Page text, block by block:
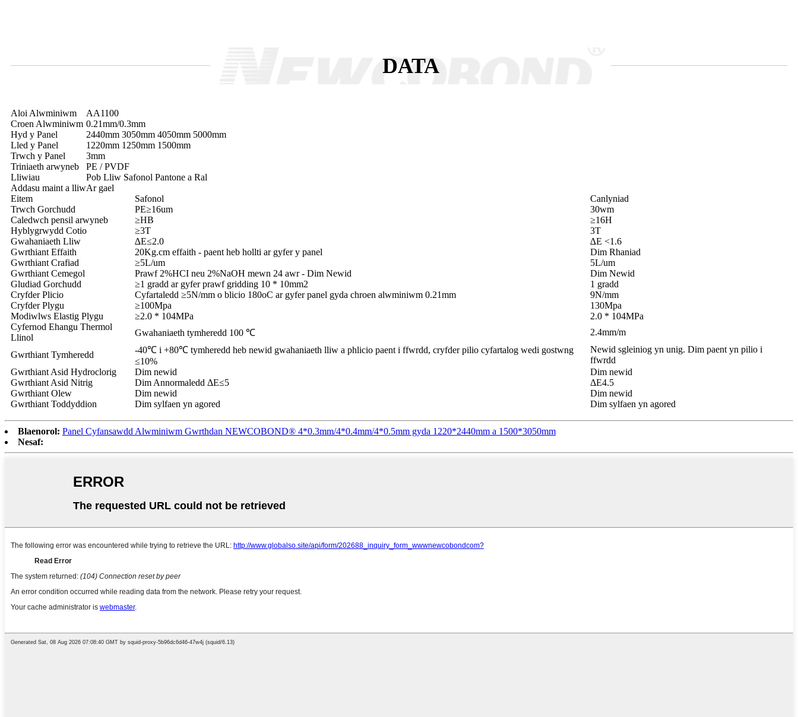
DATA
Aloi Alwminiwm
AA1100
Croen Alwminiwm 0.21mm/0.3mm
Hyd y Panel
2440mm 3050mm 4050mm 5000mm
Lled y Panel
1220mm 1250mm 1500mm
Trwch y Panel
3mm
Triniaeth arwyneb
PE / PVDF
Lliwiau
Pob Lliw Safonol Pantone a Ral
Addasu maint a lliwAr gael
Eitem
Safonol
Canlyniad
Trwch Gorchudd
PE≥16um
30wm
Caledwch pensil arwyneb
≥HB
≥16H
Hyblygrwydd Cotio
≥3T
3T
Gwahaniaeth Lliw
∆E≤2.0
∆E <1.6
Gwrthiant Effaith
20Kg.cm effaith - paent heb hollti ar gyfer y panel
Dim Rhaniad
Gwrthiant Crafiad
≥5L/um
5L/um
Gwrthiant Cemegol
Prawf 2%HCI neu 2%NaOH mewn 24 awr - Dim Newid
Dim Newid
Gludiad Gorchudd
≥1 gradd ar gyfer prawf gridding 10 * 10mm2
1 gradd
Cryfder Plicio
Cyfartaledd ≥5N/mm o blicio 180oC ar gyfer panel gyda chroen alwminiwm 0.21mm
9N/mm
Cryfder Plygu
≥100Mpa
130Mpa
Modiwlws Elastig Plygu
≥2.0 * 104MPa
2.0 * 104MPa
Cyfernod Ehangu Thermol
Llinol
Gwahaniaeth tymheredd 100 ℃ 2.4mm/m
Gwrthiant Tymheredd
-40℃ i +80℃ tymheredd heb newid gwahaniaeth lliw a phlicio paent i ffwrdd, cryfder pilio cyfartalog wedi gostwng
≤10%
Newid sgleiniog yn unig. Dim paent yn pilio i
ffwrdd
Gwrthiant Asid Hydroclorig
Dim newid
Dim newid
Gwrthiant Asid Nitrig
Dim Annormaledd ΔE≤5
ΔE4.5
Gwrthiant Olew
Dim newid
Dim newid
Gwrthiant Toddyddion
Dim sylfaen yn agored Dim sylfaen yn agored
Blaenorol: Panel Cyfansawdd Alwminiwm Gwrthdan NEWCOBOND® 4*0.3mm/4*0.4mm/4*0.5mm gyda 1220*2440mm a 1500*3050mm
Nesaf: